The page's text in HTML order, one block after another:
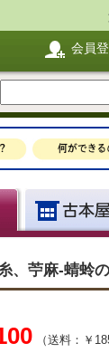
会員
、苧麻-蜻蛉
（送料：￥